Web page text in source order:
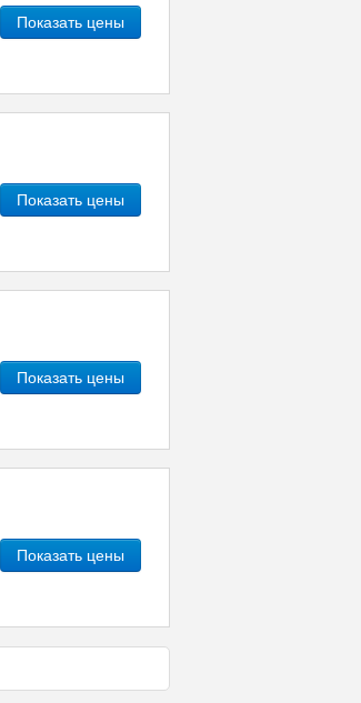
Показать цены
Показать цены
Показать цены
Показать цены